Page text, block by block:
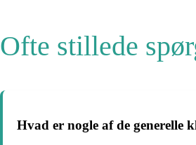
Ofte stillede
Hvad er nogle af de generelle